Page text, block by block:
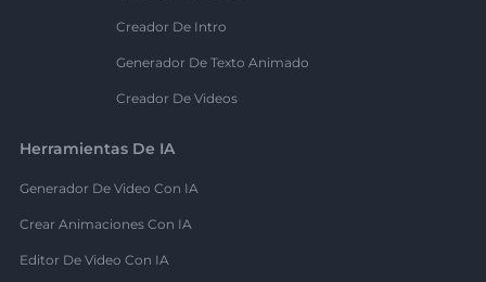
Creador De Intro
Generador De Texto Animado
Creador De Videos
Herramientas De IA
Generador De Video Con IA
Crear Animaciones Con IA
Editor De Video Con IA